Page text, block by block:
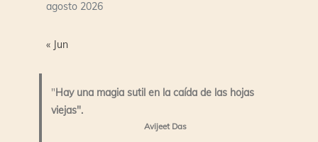
agosto 2026
« Jun
"Hay una magia sutil en la caída de las hojas
viejas".
Avijeet Das